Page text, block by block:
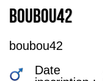
boubou42
boubou42
Date